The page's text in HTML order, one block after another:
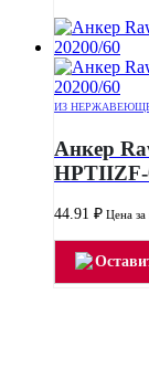
ИЗ
Анкер
HPTIIZF-
44.91 ₽ Цена за